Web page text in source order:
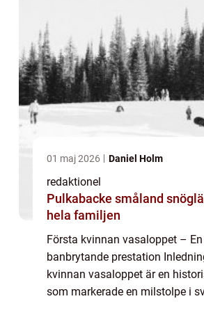
01 maj 2026 Daniel Holm
redaktionel
Pulkabacke småland snöglädje för
hela familjen
Första kvinnan vasaloppet – En
banbrytande prestation
kvinnan vasaloppet är en
som markerade en milstolpe i